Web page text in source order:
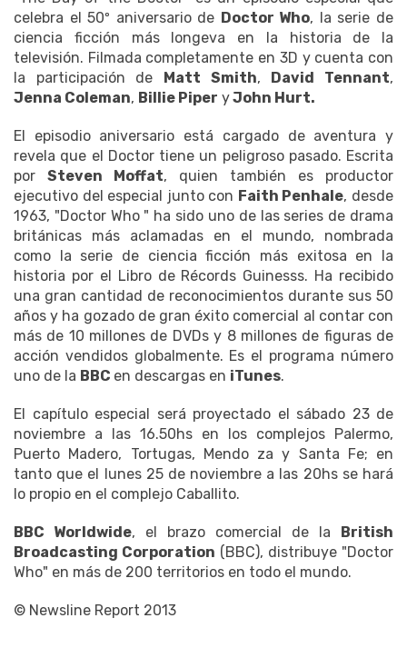
celebra el 50º aniversario de Doctor Who, la serie de
ciencia ficción más longeva en la historia de la
televisión. Filmada completamente en 3D y cuenta con
la participación de Matt Smith, David Tennant,
Jenna Coleman, Billie Piper yJohn Hurt.
El episodio aniversario está cargado de aventura y
revela que el Doctor tiene un peligroso pasado. Escrita
por Steven Moffat, quien también es productor
ejecutivo del especial junto con Faith Penhale, desde
1963, "Doctor Who " ha sido uno de las series de drama
británicas más aclamadas en el mundo, nombrada
como la serie de ciencia ficción más exitosa en la
historia por el Libro de Récords Guinesss. Ha recibido
una gran cantidad de reconocimientos durante sus 50
años y ha gozado de gran éxito comercial al contar con
más de 10 millones de DVDs y 8 millones de figuras de
acción vendidos globalmente. Es el programa número
uno de la BBC en descargas en iTunes.
El capítulo especial será proyectado el sábado 23 de
noviembre a las 16.50hs en los complejos Palermo,
Puerto Madero, Tortugas, Mendo za y Santa Fe; en
tanto que el lunes 25 de noviembre a las 20hs se hará
lo propio en el complejo Caballito.
BBC Worldwide, el brazo comercial de la British
Broadcasting Corporation (BBC), distribuye "Doctor
Who" en más de 200 territorios en todo el mundo.
© Newsline Report 2013